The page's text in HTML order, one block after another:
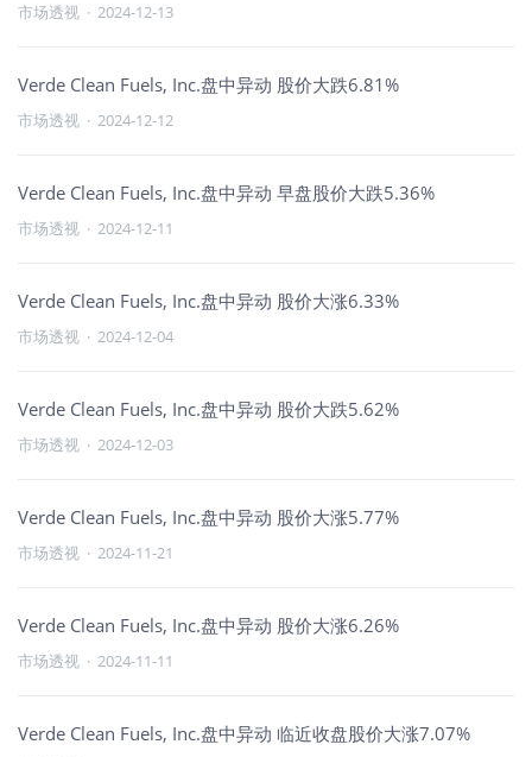
市场透视 · 2024-12-13
Verde Clean Fuels, Inc.盘中异动 股价大跌6.81%
市场透视 · 2024-12-12
Verde Clean Fuels, Inc.盘中异动 早盘股价大跌5.36%
市场透视 · 2024-12-11
Verde Clean Fuels, Inc.盘中异动 股价大涨6.33%
市场透视 · 2024-12-04
Verde Clean Fuels, Inc.盘中异动 股价大跌5.62%
市场透视 · 2024-12-03
Verde Clean Fuels, Inc.盘中异动 股价大涨5.77%
市场透视 · 2024-11-21
Verde Clean Fuels, Inc.盘中异动 股价大涨6.26%
市场透视 · 2024-11-11
Verde Clean Fuels, Inc.盘中异动 临近收盘股价大涨7.07%